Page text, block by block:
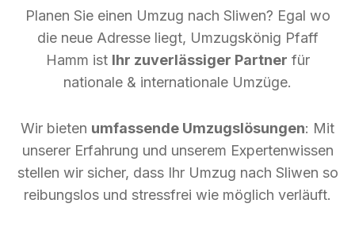
Planen Sie einen Umzug nach Sliwen? Egal wo
die neue Adresse liegt, Umzugskönig Pfaff
Hamm ist Ihr zuverlässiger Partner für
nationale & internationale Umzüge.
Wir bieten umfassende Umzugslösungen: Mit
unserer Erfahrung und unserem Expertenwissen
stellen wir sicher, dass Ihr Umzug nach Sliwen so
reibungslos und stressfrei wie möglich verläuft.